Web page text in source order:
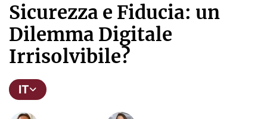
Sicurezza e Fiducia: un
Dilemma Digitale
Irrisolvibile?
IT